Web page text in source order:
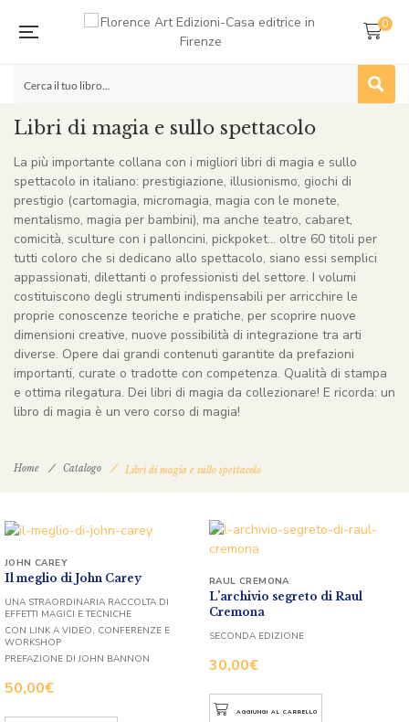
0
Libri di magia e sullo spettacolo
La più importante collana con i migliori libri di magia e sullo
spettacolo in italiano: prestigiazione, illusionismo, giochi di
prestigio (cartomagia, micromagia, magia con le monete,
mentalismo, magia per bambini), ma anche teatro, cabaret,
comicità, sculture con i palloncini, pickpoket… oltre 60 titoli per
tutti coloro che si dedicano allo spettacolo, siano essi semplici
appassionati, dilettanti o professionisti del settore. I volumi
costituiscono degli strumenti indispensabili per arricchire le
proprie conoscenze teoriche e pratiche, per scoprire nuove
dimensioni creative, nuove possibilità di integrazione tra arti
diverse. Opere dai grandi contenuti garantite da prefazioni
importanti, curate o tradotte con competenza. Qualità di stampa
e ottima rilegatura. Dei libri di magia da collezionare! E ricorda: un
libro di magia è un vero corso di magia!
Home Catalogo Libri di magia e sullo spettacolo
Il meglio di John Carey
50,00€
JOHN CAREY
UNA STRAORDINARIA RACCOLTA DI
EFFETTI MAGICI E TECNICHE
CON LINK A VIDEO, CONFERENZE E
WORKSHOP
PREFAZIONE DI JOHN BANNON
L’archivio segreto di Raul
Cremona
30,00€
RAUL CREMONA
SECONDA EDIZIONE
AGGIUNGI AL CARRELLO